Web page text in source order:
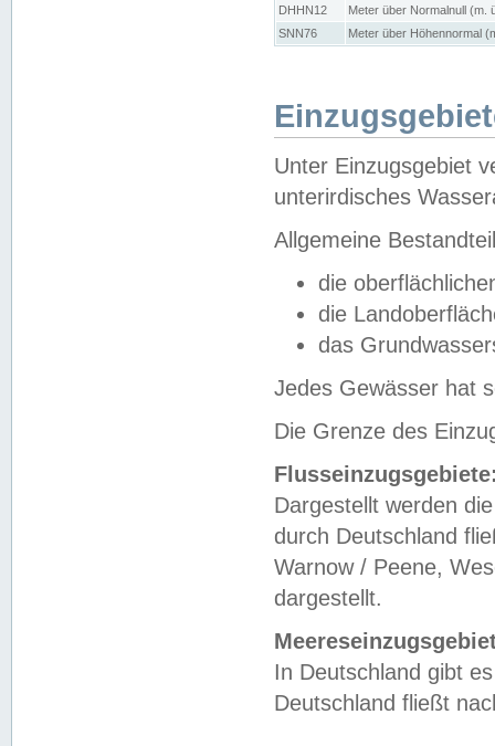
DHHN12
Meter über Normalnull (m.
SNN76
Meter über Höhennormal
Unter Einzugsgebiet
unterirdisches
Allgemeine
die
die
das
Jedes Gewässer hat
Die Grenze des
Dargestellt werden
durch Deutschland
Warnow / Peene,
dargestellt.
In Deutschland gibt
Deutschland fließt